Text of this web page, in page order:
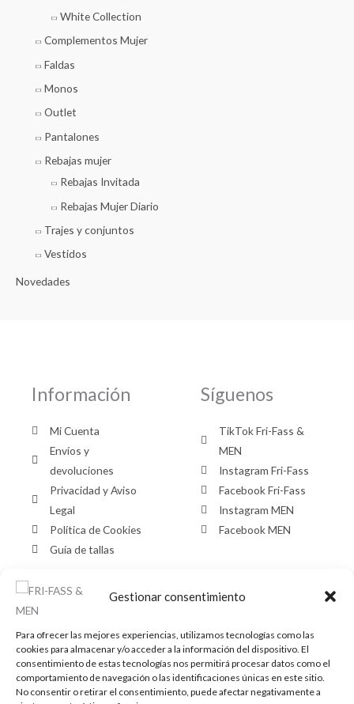
Gestionar consentimiento
Para ofrecer las mejores experiencias, utilizamos tecnologías como las
cookies para almacenar y/o acceder a la información del dispositivo. El
consentimiento de estas tecnologías nos permitirá procesar datos como el
comportamiento de navegación o las identificaciones únicas en este sitio.
No consentir o retirar el consentimiento, puede afectar negativamente a
White Collection
Complementos Mujer
Faldas
Monos
Outlet
Pantalones
Rebajas mujer
Rebajas Invitada
Rebajas Mujer Diario
Trajes y conjuntos
Vestidos
Novedades
Información
Mi Cuenta
Envíos y
devoluciones
Privacidad y Aviso
Legal
Política de Cookies
Guía de tallas
Síguenos
TikTok Fri-Fass &
MEN
Instagram Fri-Fass
Facebook Fri-Fass
Instagram MEN
Facebook MEN
Contacto Fri-
Fass
958137075
C/ Palencia, 8,
958126402
C/ Palencia, 6,
Granada